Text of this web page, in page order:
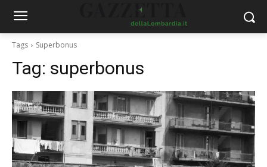
Tags Superbonus
Tag: superbonus